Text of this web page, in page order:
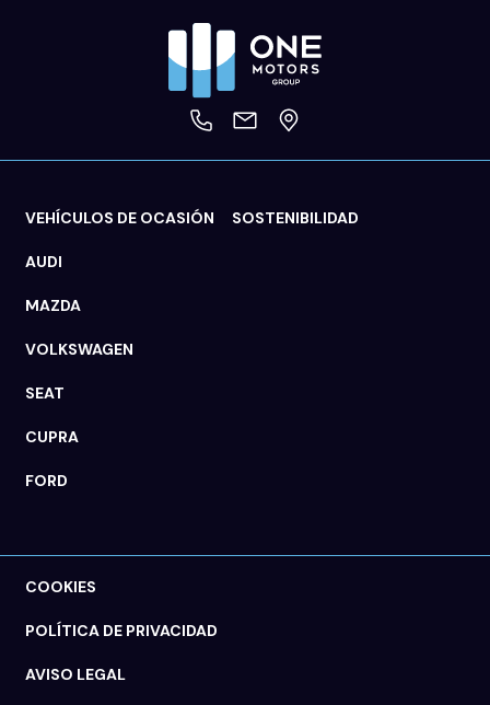
VEHÍCULOS DE OCASIÓN SOSTENIBILIDAD
AUDI
MAZDA
VOLKSWAGEN
SEAT
CUPRA
FORD
COOKIES
POLÍTICA DE PRIVACIDAD
AVISO LEGAL